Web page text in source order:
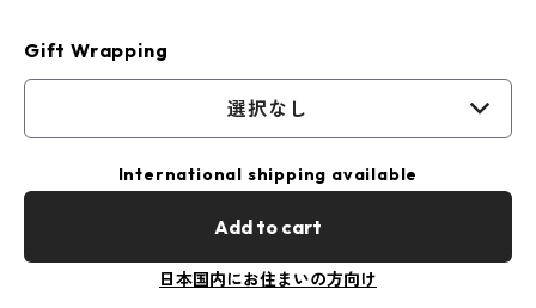
Gift Wrapping
選択なし
International shipping available
Add to cart
日本国内にお住まいの方向け